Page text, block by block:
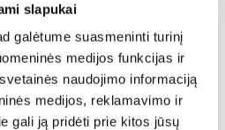
slapukai
galėtume suasmeninti turinį
medijos funkcijas ir
naudojimo informaciją
medijos, reklamavimo ir
gali ją pridėti prie kitos jūsų
ir darbuotojų grupių sąrašai bei
duomenų bazėje internete
duomenis. Sugadinus
ar tiesiog norint į sistemą
informacija automatiškai
– darbą galimą pratęsti